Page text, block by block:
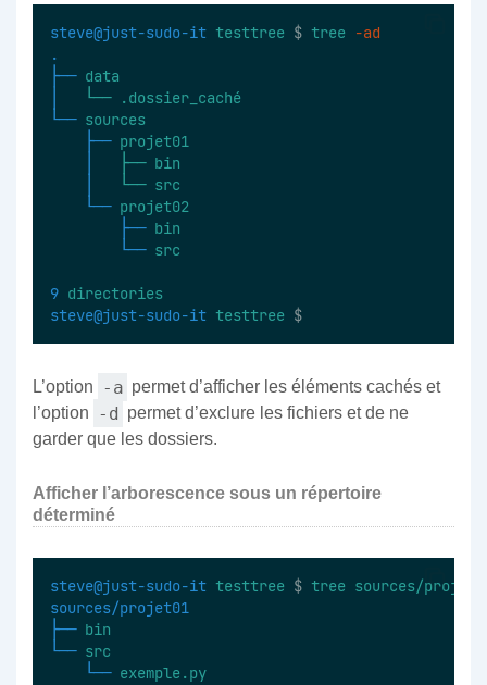
steve@just-sudo-it testtree $ tree -ad
.
├── data
└──
.dossier_caché
└── sources
├── projet01
├── bin
└── src
└── projet02
├── bin
└── src
9 directories
steve@just-sudo-it testtree $
L’option -a permet d’afficher les éléments cachés et
l’option
-d permet d’exclure les fichiers et de ne
garder que les dossiers.
Afficher l’arborescence sous un répertoire
déterminé
steve@just-sudo-it testtree $ tree sources/
sources/projet01
├── bin
└── src
└── exemple.py